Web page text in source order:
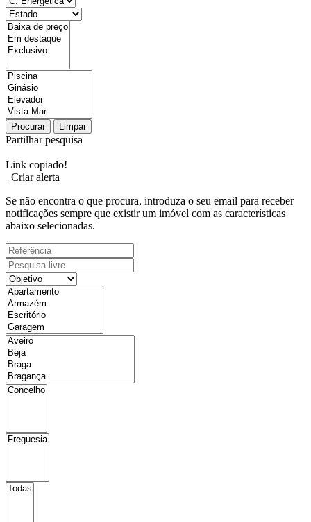
Procurar Limpar
Partilhar pesquisa
Link copiado!
Criar alerta
Se não encontra o que procura, introduza o seu email para receber
notificações sempre que existir um imóvel com as características
abaixo selecionadas.